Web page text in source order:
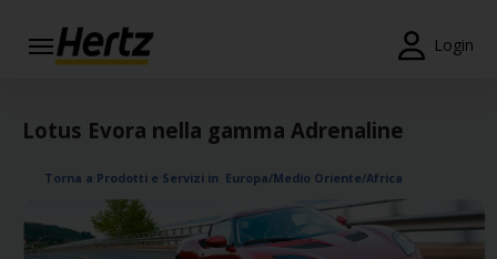
Login
Menu
Modifica/Cancella
Agenzie
Offerte
Lotus Evora nella gamma Adrenaline
Torna a Prodotti e Servizi in Europa/Medio Oriente/Africa